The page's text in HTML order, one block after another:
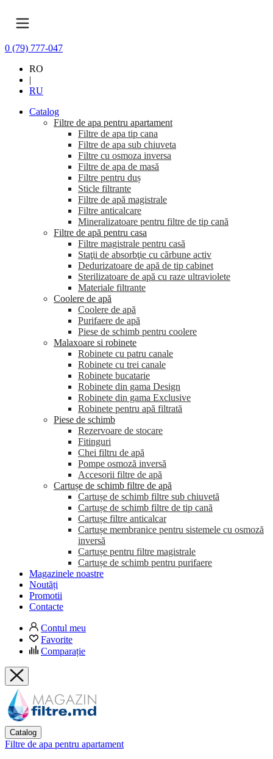
0 (79) 777-047
RO
|
RU
Catalog
Filtre de apa pentru apartament
Filtre de apa tip cana
Filtre de apa sub chiuveta
Filtre cu osmoza inversa
Filtre de apa de masă
Filtre pentru duș
Sticle filtrante
Filtre de apă magistrale
Filtre anticalcare
Mineralizatoare pentru filtre de tip cană
Filtre de apă pentru casa
Filtre magistrale pentru casă
Staţii de absorbţie cu cărbune activ
Dedurizatoare de apă de tip cabinet
Sterilizatoare de apă cu raze ultraviolete
Materiale filtrante
Coolere de apă
Сoolere de apă
Purifaere de apă
Piese de schimb pentru coolere
Malaxoare si robinete
Robinete cu patru canale
Robinete cu trei canale
Robinete bucatarie
Robinete din gama Design
Robinete din gama Exclusive
Robinete pentru apă filtrată
Piese de schimb
Rezervoare de stocare
Fitinguri
Chei filtru de apă
Pompe osmoză inversă
Accesorii filtre de apă
Cartușe de schimb filtre de apă
Cartușe de schimb filtre sub chiuvetă
Cartușe de schimb filtre de tip cană
Cartușe filtre anticalcar
Cartușe membranice pentru sistemele cu osmoză
inversă
Cartușe pentru filtre magistrale
Cartușe de schimb pentru purifaere
Magazinele noastre
Noutăți
Promotii
Contacte
Contul meu
Favorite
Comparație
Catalog
Filtre de apa pentru apartament